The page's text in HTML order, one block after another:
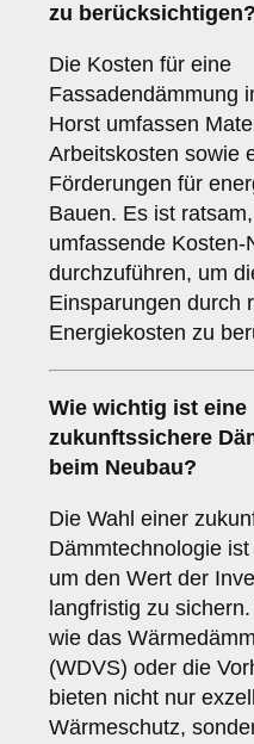
zu berücksichtigen?
Die Kosten für eine
Fassadendämmung
Horst umfassen
Arbeitskosten sowie
Förderungen für
Bauen. Es ist
umfassende Kosten-
durchzuführen, um
Einsparungen durch
Energiekosten zu
Wie wichtig ist eine
zukunftssichere
beim Neubau?
Die Wahl einer
Dämmtechnologie
um den Wert der
langfristig zu
wie das
(WDVS) oder die
bieten nicht nur
Wärmeschutz,